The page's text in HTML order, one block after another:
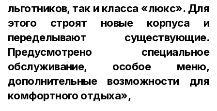
льготников, так и класса «люкс». Для
этого строят новые корпуса и
переделывают существующие.
Предусмотрено специальное
обслуживание, особое меню,
дополнительные возможности для
комфортного отдыха»,